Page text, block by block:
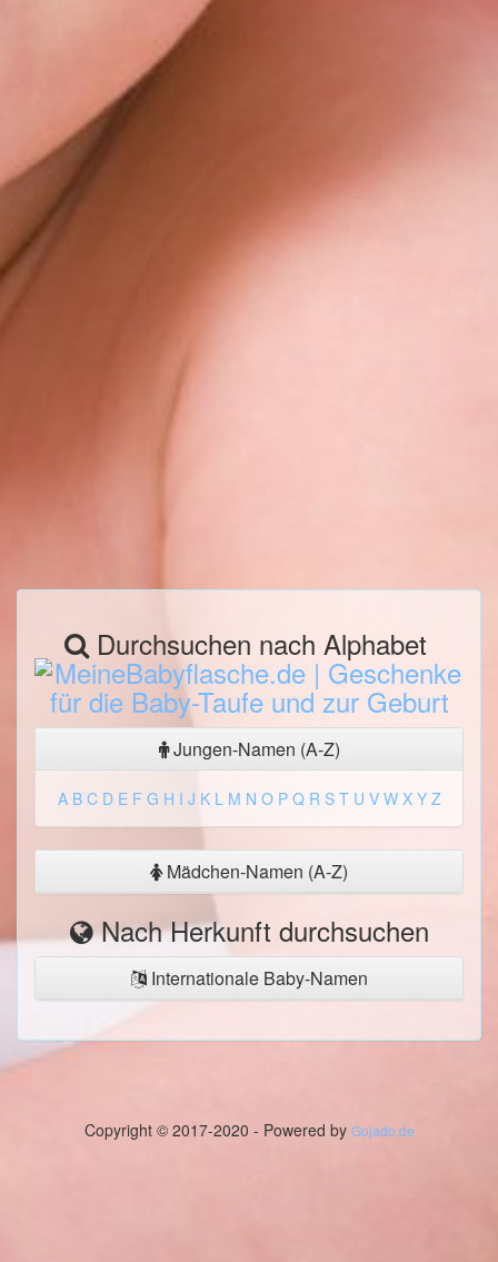
Durchsuchen nach Alphabet
Jungen-Namen (A-Z)
A B C D E F G H I J K L M N O P Q R S T U V W X Y Z
Mädchen-Namen (A-Z)
Nach Herkunft durchsuchen
Internationale Baby-Namen
Copyright © 2017-2020 - Powered by Gojado.de